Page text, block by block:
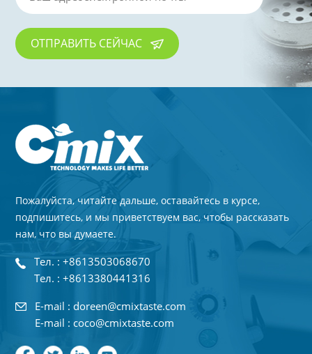
ОТПРАВИТЬ СЕЙЧАС
Пожалуйста, читайте дальше, оставайтесь в курсе,
подпишитесь, и мы приветствуем вас, чтобы рассказать
нам, что вы думаете.
Тел. : +8613503068670
Тел. : +8613380441316
E-mail : doreen@cmixtaste.com
E-mail : coco@cmixtaste.com